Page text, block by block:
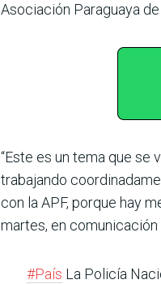
Asociación Paraguaya
“Este es un tema que se
trabajando
con la APF, porque hay
martes, en comunicación
#País La Policía